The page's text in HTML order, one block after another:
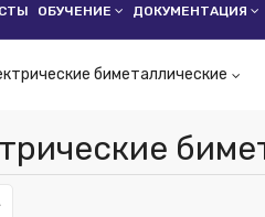
ОБУЧЕНИЕ ДОКУМЕНТАЦИЯ
биметаллические